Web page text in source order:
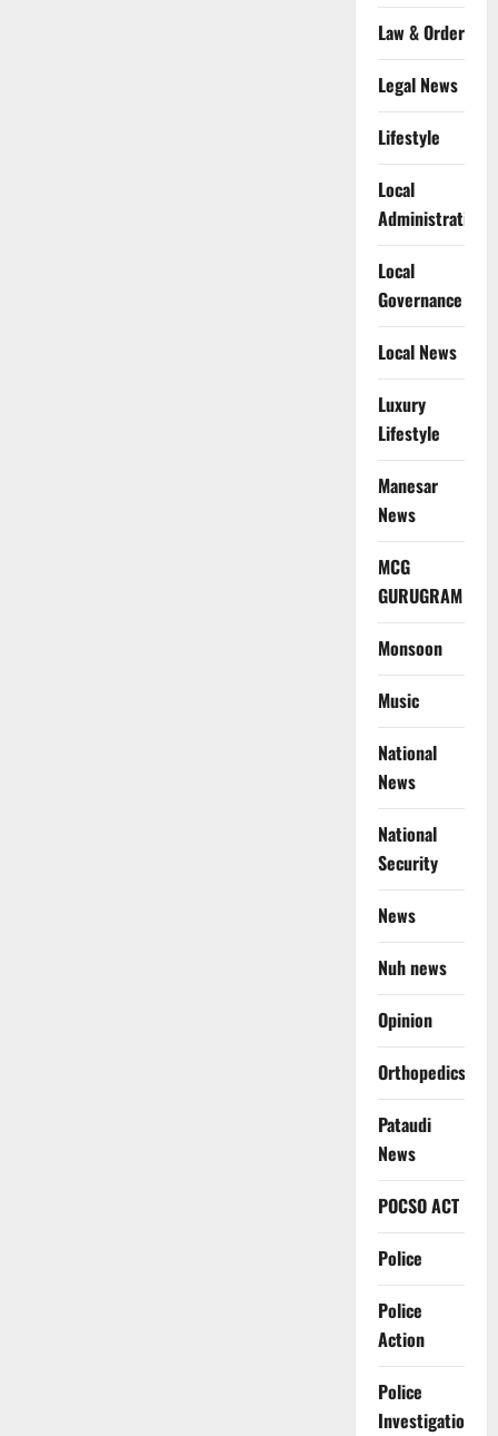
Law & Order
Legal News
Lifestyle
Local
Administration
Local
Governance
Local News
Luxury
Lifestyle
Manesar
News
MCG
GURUGRAM
Monsoon
Music
National
News
National
Security
News
Nuh news
Opinion
Orthopedics
Pataudi
News
POCSO ACT
Police
Police
Action
Police
Investigation